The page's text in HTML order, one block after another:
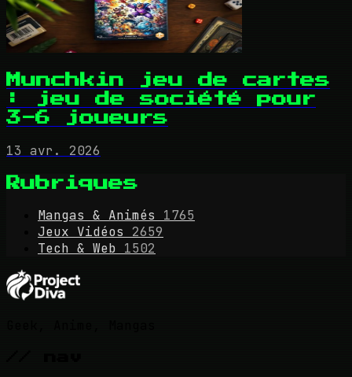
Munchkin jeu de cartes
: jeu de société pour
3-6 joueurs
13 avr. 2026
Rubriques
Mangas & Animés
1765
Jeux Vidéos
2659
Tech & Web 1502